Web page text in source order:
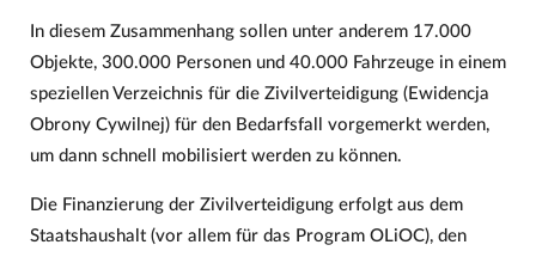
In diesem Zusammenhang sollen unter anderem 17.000
Objekte, 300.000 Personen und 40.000 Fahrzeuge in einem
speziellen Verzeichnis für die Zivilverteidigung (Ewidencja
Obrony Cywilnej) für den Bedarfsfall vorgemerkt werden,
um dann schnell mobilisiert werden zu können.
Die Finanzierung der Zivilverteidigung erfolgt aus dem
Staatshaushalt (vor allem für das Program OLiOC), den